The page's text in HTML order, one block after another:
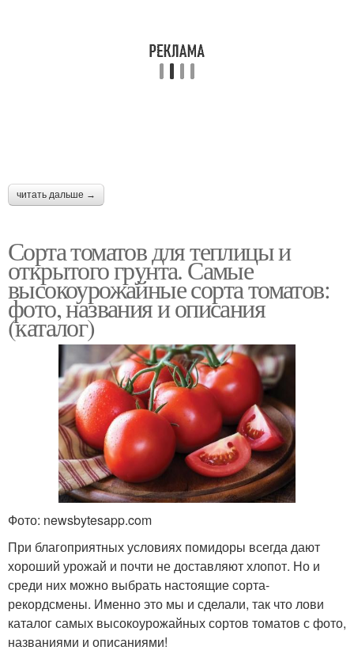
читать дальше →
Сорта томатов для теплицы и
открытого грунта. Самые
высокоурожайные сорта томатов:
фото, названия и описания
(каталог)
Фото: newsbytesapp.com
При благоприятных условиях помидоры всегда дают
хороший урожай и почти не доставляют хлопот. Но и
среди них можно выбрать настоящие сорта-
рекордсмены. Именно это мы и сделали, так что лови
каталог самых высокоурожайных сортов томатов с фото,
названиями и описаниями!